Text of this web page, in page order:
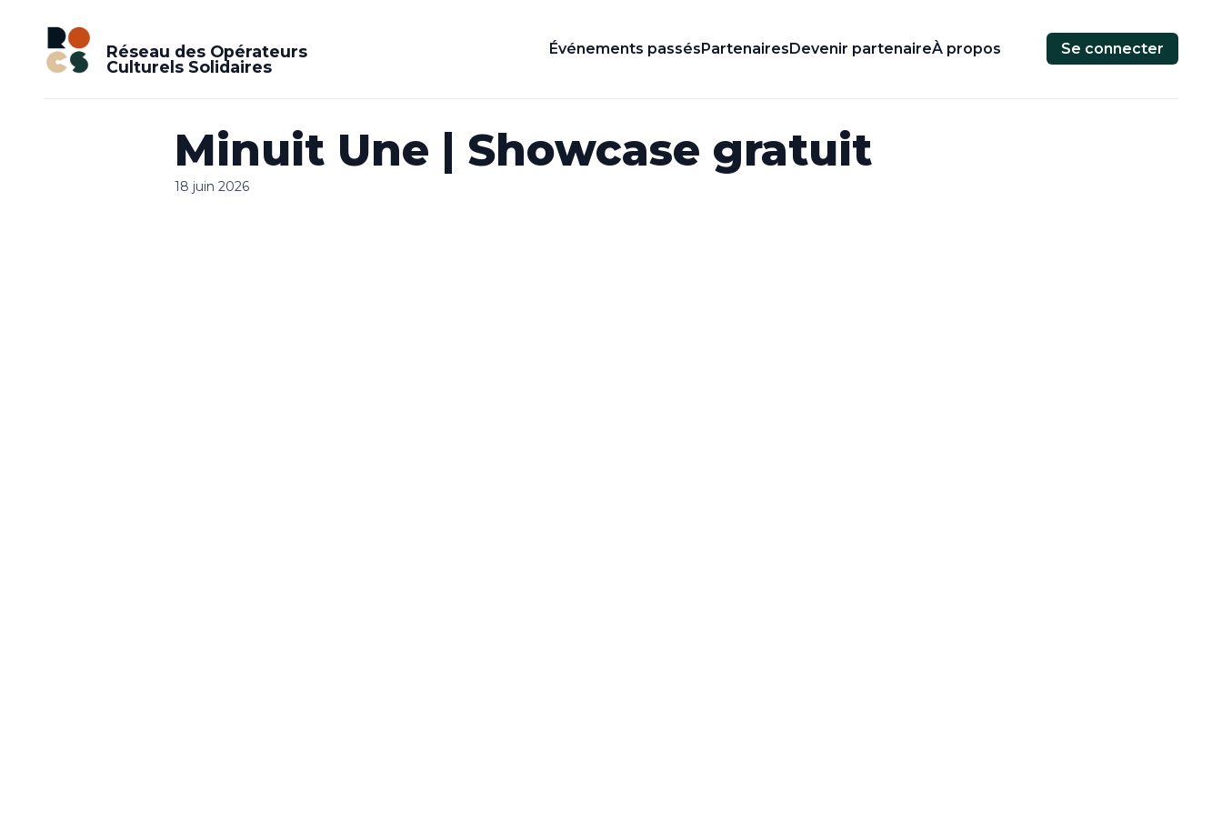
Réseau des Opérateurs
Culturels Solidaires
Événements passésPartenairesDevenir partenaireÀ propos Se connecter
Minuit Une | Showcase gratuit
18 juin 2026